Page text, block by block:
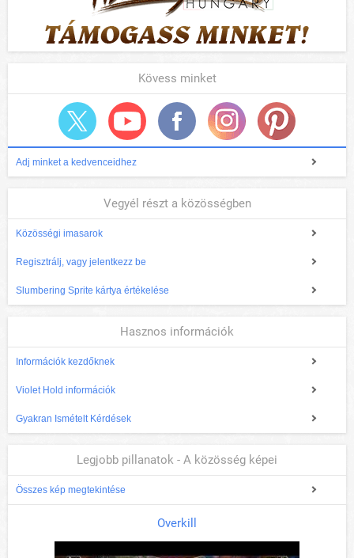
Kövess minket
Adj minket a kedvenceidhez
Vegyél részt a közösségben
Közösségi imasarok
Regisztrálj, vagy jelentkezz be
Slumbering Sprite kártya értékelése
Hasznos információk
Információk kezdőknek
Violet Hold információk
Gyakran Ismételt Kérdések
Legjobb pillanatok - A közösség képei
Összes kép megtekintése
Overkill